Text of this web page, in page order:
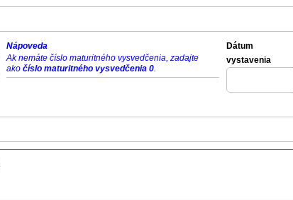
Nápoveda
Ak nemáte číslo maturitného vysvedčenia, zadajte
ako číslo maturitného vysvedčenia 0
Dátum
vystavenia